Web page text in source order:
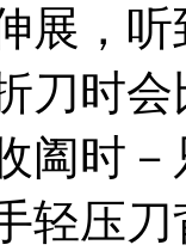
展，
刀时
阖时
轻压